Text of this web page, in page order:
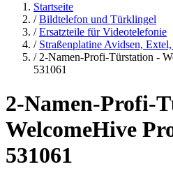
Angebote
Startseite
/ Bildtelefon und Türklingel
/ Ersatzteile für Videotelefonie
/ Straßenplatine Avidsen,
/ 2-Namen-Profi-Türstation -
531061
2-Namen-Profi-
WelcomeHive
531061